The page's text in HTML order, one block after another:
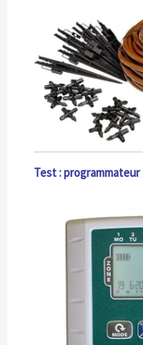
Test : programmateur